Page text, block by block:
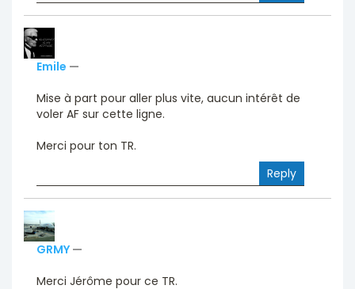
Emile —
Mise à part pour aller plus vite, aucun intérêt de
voler AF sur cette ligne.
Merci pour ton TR.
Reply
GRMY —
Merci Jérôme pour ce TR.